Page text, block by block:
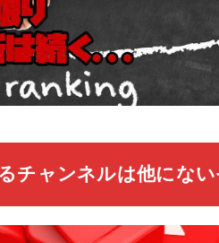
チャンネルは他にない